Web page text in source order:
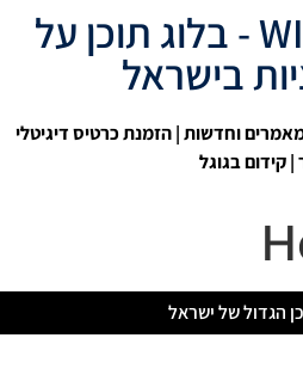
אטרקציות WIN - בלוג תוכן על
בישראל
וחדשות| הזמנת כרטיס דיגיטלי
|קידום בגוגל
הגדול של ישראל